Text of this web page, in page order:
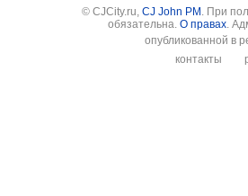
© CJCity.ru, CJ John PM . При
обязательна. О правах.
опубликованной в
контакты